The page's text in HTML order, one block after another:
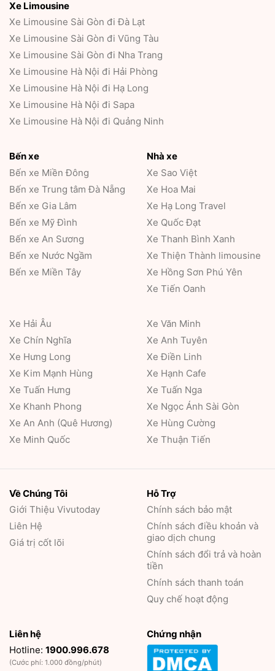
Xe Limousine
Xe Limousine Sài Gòn đi Đà Lạt
Xe Limousine Sài Gòn đi Vũng Tàu
Xe Limousine Sài Gòn đi Nha Trang
Xe Limousine Hà Nội đi Hải Phòng
Xe Limousine Hà Nội đi Hạ Long
Xe Limousine Hà Nội đi Sapa
Xe Limousine Hà Nội đi Quảng Ninh
Bến xe
Bến xe Miền Đông
Bến xe Trung tâm Đà Nẵng
Bến xe Gia Lâm
Bến xe Mỹ Đình
Bến xe An Sương
Bến xe Nước Ngầm
Bến xe Miền Tây
Nhà xe
Xe Sao Việt
Xe Hoa Mai
Xe Hạ Long Travel
Xe Quốc Đạt
Xe Thanh Bình Xanh
Xe Thiện Thành limousine
Xe Hồng Sơn Phú Yên
Xe Tiến Oanh
Xe Hải Âu
Xe Chín Nghĩa
Xe Hưng Long
Xe Kim Mạnh Hùng
Xe Tuấn Hưng
Xe Khanh Phong
Xe An Anh (Quê Hương)
Xe Minh Quốc
Xe Văn Minh
Xe Anh Tuyên
Xe Điền Linh
Xe Hạnh Cafe
Xe Tuấn Nga
Xe Ngọc Ánh Sài Gòn
Xe Hùng Cường
Xe Thuận Tiến
Về Chúng Tôi
Giới Thiệu Vivutoday
Liên Hệ
Giá trị cốt lõi
Hỗ Trợ
Chính sách bảo mật
Chính sách điều khoản và
giao dịch chung
Chính sách đổi trả và hoàn
tiền
Chính sách thanh toán
Quy chế hoạt động
Liên hệ
Hotline: 1900.996.678
(Cước phí: 1.000 đồng/phút)
Chứng nhận